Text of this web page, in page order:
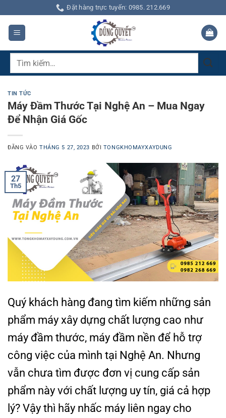
qua
dung
Đặt hàng trực tuyến: 0985. 212.669
Tìm
TIN TỨC
Máy Đầm Thước Tại Nghệ An – Mua Ngay
Để Nhận Giá Gốc
ĐĂNG VÀOTHÁNG 5 27, 2023 BỞI TONGKHOMAYXAYDUNG
27
Th5
Quý khách hàng đang tìm kiếm những sản
phẩm máy xây dựng chất lượng cao như
máy đầm thước, máy đầm nền để hỗ trợ
công việc của mình tại Nghệ An. Nhưng
vẫn chưa tìm được đơn vị cung cấp sản
phẩm này với chất lượng uy tín, giá cả hợp
lý? Vậy thì hãy nhấc máy liên ngay cho